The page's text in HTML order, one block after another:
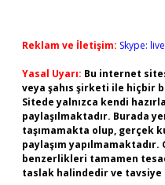
Reklam ve İletişim: Skype:
Yasal Uyarı: Bu internet
veya şahıs şirketi ile hiçbir
Sitede yalnızca kendi
paylaşılmaktadır. Burada
taşımamakta olup, gerçek
paylaşım
benzerlikleri tamamen
taslak halindedir ve tavsiye